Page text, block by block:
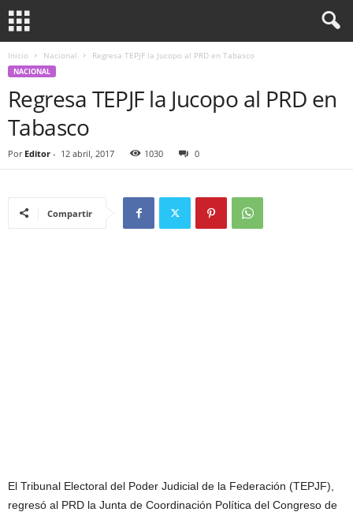
Inicio Nacional Regresa TEPJF la Jucopo al PRD en Tabasco
NACIONAL
Regresa TEPJF la Jucopo al PRD en
Tabasco
Por Editor - 12 abril, 2017 1030 0
Compartir
El Tribunal Electoral del Poder Judicial de la Federación (TEPJF),
regresó al PRD la Junta de Coordinación Política del Congreso de